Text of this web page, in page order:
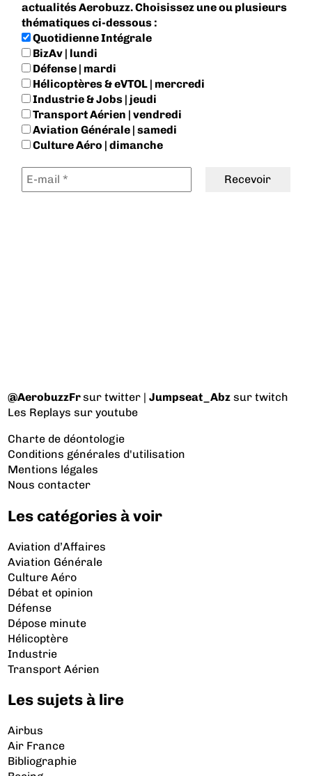
actualités Aerobuzz. Choisissez une ou plusieurs
thématiques ci-dessous :
Quotidienne Intégrale
BizAv | lundi
Défense | mardi
Hélicoptères & eVTOL | mercredi
Industrie & Jobs | jeudi
Transport Aérien | vendredi
Aviation Générale | samedi
Culture Aéro | dimanche
@AerobuzzFrsur twitter |Jumpseat_Abz sur twitch
Les Replays sur youtube
Charte de déontologie
Conditions générales d'utilisation
Mentions légales
Nous contacter
Les catégories à voir
Aviation d’Affaires
Aviation Générale
Culture Aéro
Débat et opinion
Défense
Dépose minute
Hélicoptère
Industrie
Transport Aérien
Les sujets à lire
Airbus
Air France
Bibliographie